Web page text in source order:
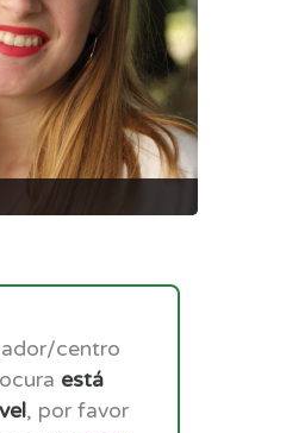
centro
está
, por favor